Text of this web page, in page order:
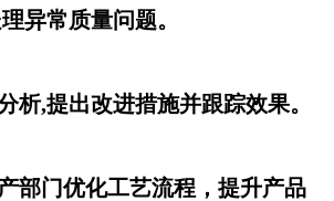
异常质量问题。
析,提出改进措施并跟踪效果。
部门优化工艺流程，提升产品